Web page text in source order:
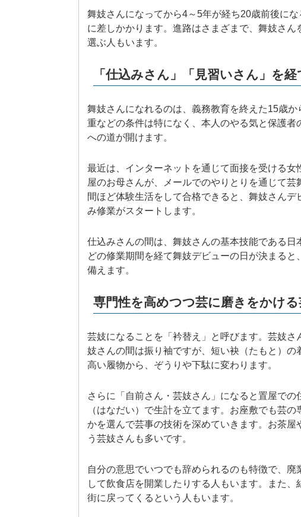
舞妓さんになってから4～5年が経ち20歳前後に
に差しかかります。進路はさまざまで、舞妓さ
選ぶ人もいます。
「仕込みさん」「見習いさん」を
舞妓さんになれるのは、義務教育を終えた15歳
重などの条件は特になく、本人のやる気と保護
への道が開けます。
最近は、インターネットを通じて面接を受ける
屋のお母さんが、メールでのやりとりを通じて
間ほど体験生活をして合格できると、舞妓さん
み修業がスタートします。
仕込みさんの間は、舞妓さんの基本技能である
どの修業期間を経て舞妓デビューの日が決まる
備えます。
専門性を高めつつ芸に磨きをかけ
芸妓になることを「衿替え」と呼びます。芸妓
妓さんの間は振り袖ですが、短い袂（たもと）
高い履物から、ぞうりや下駄に変わります。
さらに「自前さん・芸妓さん」になると置屋で
（はなだい）で生計を立てます。お座敷でも芸
かを選んで芸事の技術を深めていきます。お茶
う芸妓さんも多いです。
自分の意思でいつでも辞められるのも特徴で、
して飲食店を開業したりする人もいます。また
街に戻ってくるという人もいます。